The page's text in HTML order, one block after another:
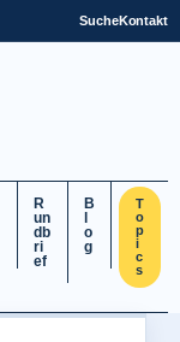
SucheKontakt
R
un
db
ri
ef
B
o
g
T
o
p
i
c
s